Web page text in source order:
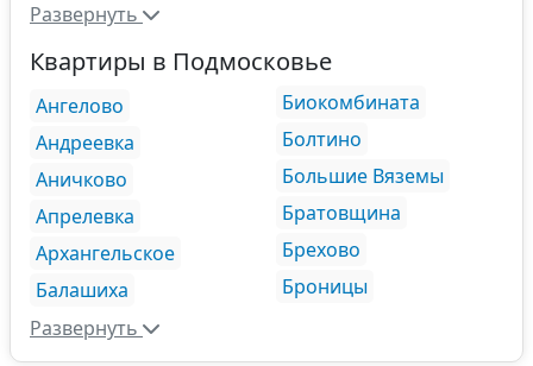
Развернуть
Квартиры в Подмосковье
Ангелово
Андреевка
Аничково
Апрелевка
Архангельское
Балашиха
Биокомбината
Болтино
Большие Вяземы
Братовщина
Брехово
Броницы
Развернуть